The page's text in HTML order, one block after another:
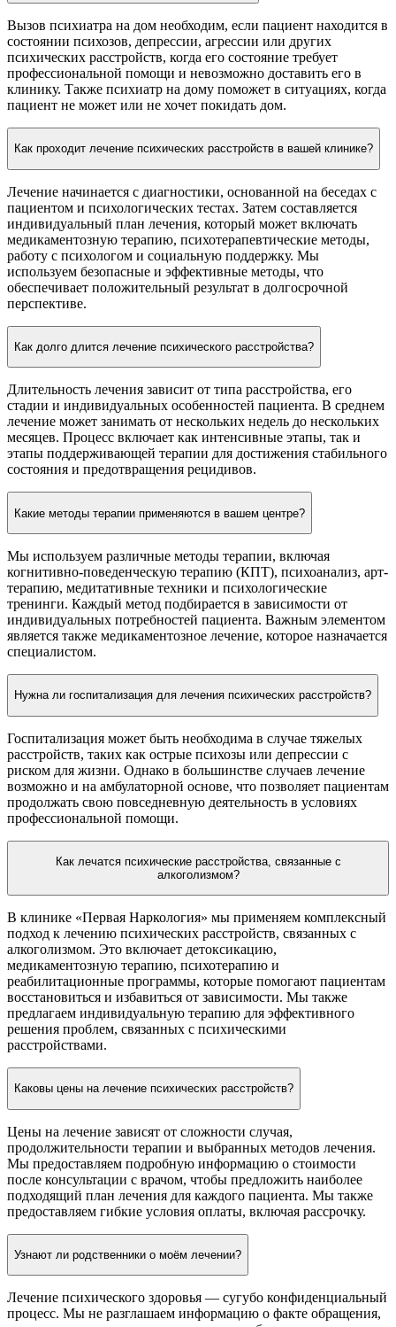
Вызов психиатра на дом необходим, если пациент находится в
состоянии психозов, депрессии, агрессии или других
психических расстройств, когда его состояние требует
профессиональной помощи и невозможно доставить его в
клинику. Также психиатр на дому поможет в ситуациях, когда
пациент не может или не хочет покидать дом.
Как проходит лечение психических расстройств в вашей клинике?
Лечение начинается с диагностики, основанной на беседах с
пациентом и психологических тестах. Затем составляется
индивидуальный план лечения, который может включать
медикаментозную терапию, психотерапевтические методы,
работу с психологом и социальную поддержку. Мы
используем безопасные и эффективные методы, что
обеспечивает положительный результат в долгосрочной
перспективе.
Как долго длится лечение психического расстройства?
Длительность лечения зависит от типа расстройства, его
стадии и индивидуальных особенностей пациента. В среднем
лечение может занимать от нескольких недель до нескольких
месяцев. Процесс включает как интенсивные этапы, так и
этапы поддерживающей терапии для достижения стабильного
состояния и предотвращения рецидивов.
Какие методы терапии применяются в вашем центре?
Мы используем различные методы терапии, включая
когнитивно-поведенческую терапию (КПТ), психоанализ, арт-
терапию, медитативные техники и психологические
тренинги. Каждый метод подбирается в зависимости от
индивидуальных потребностей пациента. Важным элементом
является также медикаментозное лечение, которое назначается
специалистом.
Нужна ли госпитализация для лечения психических расстройств?
Госпитализация может быть необходима в случае тяжелых
расстройств, таких как острые психозы или депрессии с
риском для жизни. Однако в большинстве случаев лечение
возможно и на амбулаторной основе, что позволяет пациентам
продолжать свою повседневную деятельность в условиях
профессиональной помощи.
Как лечатся психические расстройства, связанные с
алкоголизмом?
В клинике «Первая Наркология» мы применяем комплексный
подход к лечению психических расстройств, связанных с
алкоголизмом. Это включает детоксикацию,
медикаментозную терапию, психотерапию и
реабилитационные программы, которые помогают пациентам
восстановиться и избавиться от зависимости. Мы также
предлагаем индивидуальную терапию для эффективного
решения проблем, связанных с психическими
расстройствами.
Каковы цены на лечение психических расстройств?
Цены на лечение зависят от сложности случая,
продолжительности терапии и выбранных методов лечения.
Мы предоставляем подробную информацию о стоимости
после консультации с врачом, чтобы предложить наиболее
подходящий план лечения для каждого пациента. Мы также
предоставляем гибкие условия оплаты, включая рассрочку.
Узнают ли родственники о моём лечении?
Лечение психического здоровья — сугубо конфиденциальный
процесс. Мы не разглашаем информацию о факте обращения,